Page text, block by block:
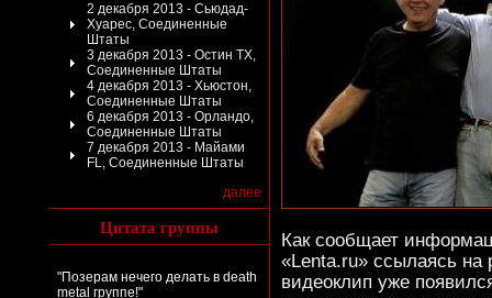
2 декабря 2013 - Сьюдад-
Хуарес, Соединенные
Штаты
3 декабря 2013 - Остин TX,
Соединенные Штаты
4 декабря 2013 - Хьюстон,
Соединенные Штаты
6 декабря 2013 - Орландо,
Соединенные Штаты
7 декабря 2013 - Майами
FL, Соединенные Штаты
далее
Цитата группы
"Позерам нечего делать в death
metal группе!"
Как сообщает
«Lenta.ru» ссылаясь
видеоклип уже